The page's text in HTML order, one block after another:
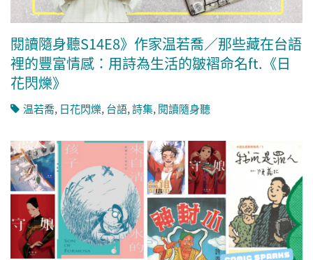
閱讀隨身聽S14E8》作家温若喬／那些藏在台語
裡的豐富情感：用詩為生活的皺褶命名ft.《日
花閃爍》
温若喬, 日花閃爍,台語,詩集,閱讀隨身聽